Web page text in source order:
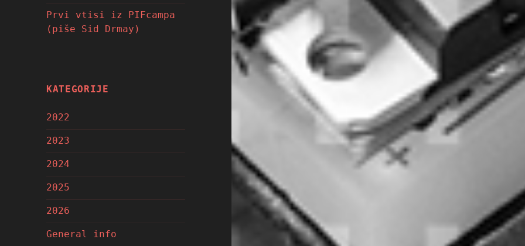
Prvi vtisi iz PIFcampa
(piše Sid Drmay)
KATEGORIJE
2022
2023
2024
2025
2026
General info